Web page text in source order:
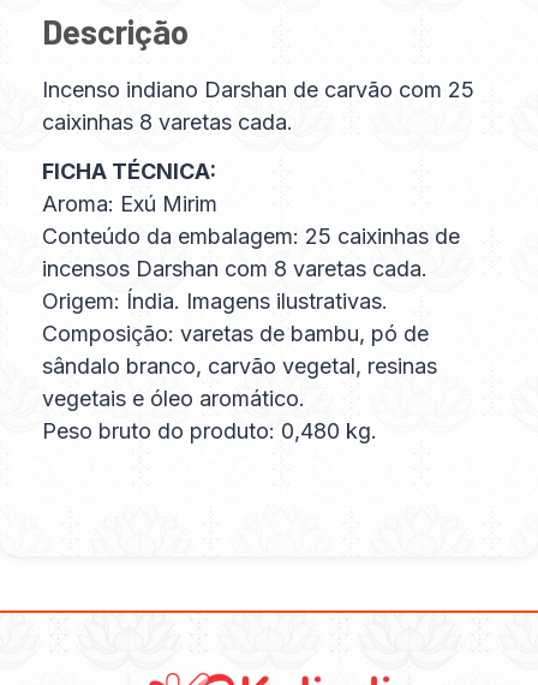
Descrição
Incenso indiano Darshan de carvão com 25
caixinhas 8 varetas cada.
FICHA TÉCNICA:
Aroma: Exú Mirim
Conteúdo da embalagem: 25 caixinhas de
incensos Darshan com 8 varetas cada.
Origem: Índia. Imagens ilustrativas.
Composição: varetas de bambu, pó de
sândalo branco, carvão vegetal, resinas
vegetais e óleo aromático.
Peso bruto do produto: 0,480 kg.